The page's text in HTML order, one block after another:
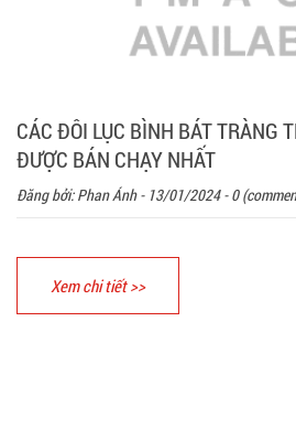
CÁC ĐÔI LỤC BÌNH BÁT TRÀNG
ĐƯỢC BÁN CHẠY NHẤT
Đăng bởi:Phan Ánh- 13/01/2024 - 0
Xem chi tiết >>